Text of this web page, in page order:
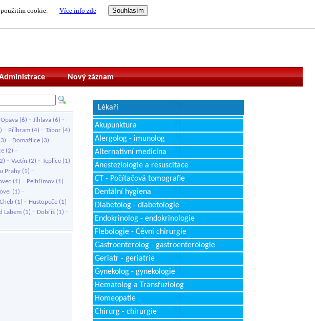
použitím cookie. Více info zde
Nový záznam
Opava (6) - Jihlava (6) -
- Příbram (4) - Tábor (4)
- Domažlice (3) -
(2) -
- Vsetín (2) - Teplice (1)
Prahy (1) -
(1) - Pelhřimov (1) -
(1) -
Cheb (1) - Hustopeče (1)
Labem (1) - Dobříš (1) -
Lékaři
Akupunktura
Alergolog - imunolog
Alternativní medicína
Anesteziologie a resuscitace
CT - Počítačová tomografie
Dentální hygiena
Diabetolog - diabetologie
Endokrinolog - endokrinologie
Flebologie - Cévní chirurgie
Gastroenterolog - gastroenterologie
Geriatr - geriatrie
Gynekolog - gynekologie
Hematolog a Transfuziolog
Homeopatie
Chirurg - chirurgie